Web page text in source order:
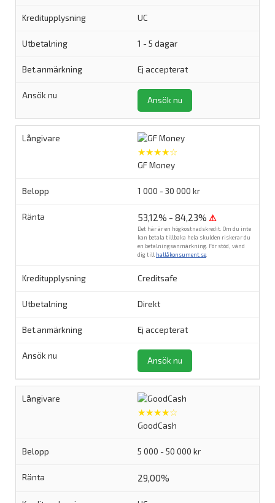
UC
1 - 5 dagar
Ej accepterat
Ansök nu
★★★★☆
GF Money
1 000 - 30 000 kr
53,12% - 84,23% ⚠
Det här är en högkostnadskredit. Om du inte
kan betala tillbaka hela skulden riskerar du
en betalningsanmärkning. För stöd, vänd
dig till hallåkonsument.se
Creditsafe
Direkt
Ej accepterat
Ansök nu
★★★★☆
GoodCash
5 000 - 50 000 kr
29,00%